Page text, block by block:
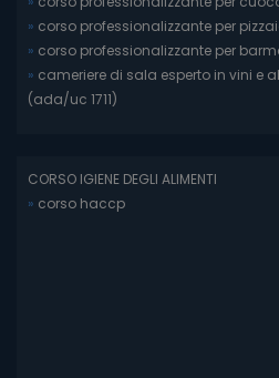
» corso professionalizzante per
» corso professionalizzante per
» cameriere di sala esperto in vini e
(ada/uc 1711)
CORSO IGIENE DEGLI ALIMENTI
» corso haccp